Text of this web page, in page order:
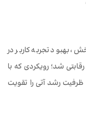
بهبود تجربه کاربر در
شد؛ رویکردی که با
رشد آتی را تقویت